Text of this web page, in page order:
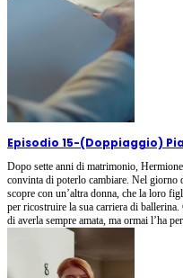
Episodio 15-(Doppiaggio)
Dopo sette anni di matrimonio,
convinta di poterlo cambiare. Nel giorno
scopre con un’altra donna, che la loro
per ricostruire la sua carriera di
di averla sempre amata, ma ormai l’ha